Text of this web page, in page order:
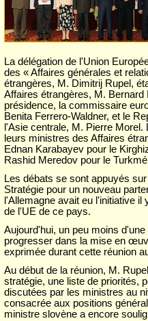
La délégation de l'Union
des « Affaires générales et
étrangères, M. Dimitrij Rupel,
Affaires étrangères, M.
présidence, la commissaire
Benita Ferrero-Waldner, et le
l'Asie centrale, M. Pierre
leurs ministres des Affaires
Ednan Karabayev pour le
Rashid Meredov pour le
Les débats se sont appuyés
Stratégie pour un nouveau
l'Allemagne avait eu l'initiative
de l'UE de ce pays.
Aujourd'hui, un peu moins
progresser dans la mise en
exprimée durant cette réunion
Au début de la réunion, M.
stratégie, une liste de priorités,
discutées par les ministres au
consacrée aux positions
ministre slovène a encore